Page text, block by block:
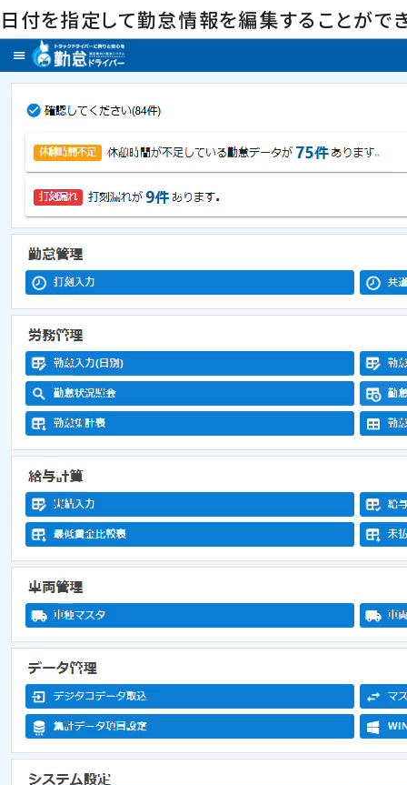
日付を指定して勤怠情報を編集することができ